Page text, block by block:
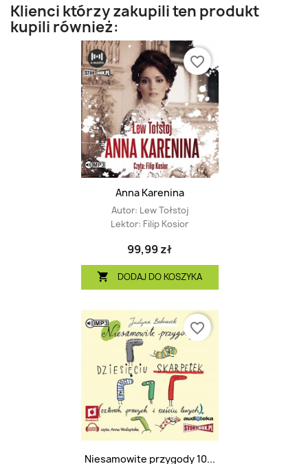
Klienci którzy zakupili ten produkt
kupili również:
Anna Karenina
Autor: Lew Tołstoj
Lektor: Filip Kosior
99,99 zł
 DODAJ DO KOSZYKA
favorite_border
Niesamowite przygody 10...
(2)
favorite_border